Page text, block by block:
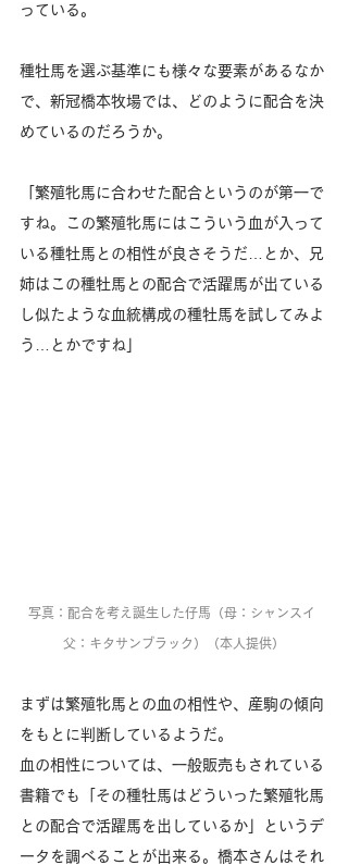
っている。
種牡馬を選ぶ基準にも様々な要素があるなか
で、新冠橋本牧場では、どのように配合を決
めているのだろうか。
「繁殖牝馬に合わせた配合というのが第一で
すね。この繁殖牝馬にはこういう血が入って
いる種牡馬との相性が良さそうだ…とか、兄
姉はこの種牡馬との配合で活躍馬が出ている
し似たような血統構成の種牡馬を試してみよ
う…とかですね」
写真：配合を考え誕生した仔馬（母：シャンスイ
父：キタサンブラック）（本人提供）
まずは繁殖牝馬との血の相性や、産駒の傾向
をもとに判断しているようだ。
血の相性については、一般販売もされている
書籍でも「その種牡馬はどういった繁殖牝馬
との配合で活躍馬を出しているか」というデ
ータを調べることが出来る。橋本さんはそれ